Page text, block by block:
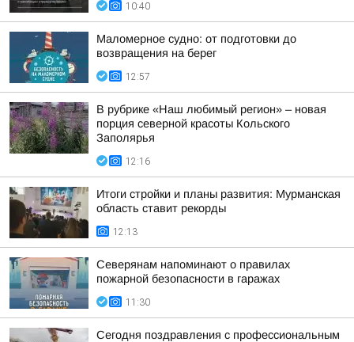
10:40
Маломерное судно: от подготовки до
возвращения на берег
12:57
В рубрике «Наш любимый регион» – новая
порция северной красоты Кольского
Заполярья
12:16
Итоги стройки и планы развития: Мурманская
область ставит рекорды
12:13
Северянам напоминают о правилах
пожарной безопасности в гаражах
11:30
Сегодня поздравления с профессиональным